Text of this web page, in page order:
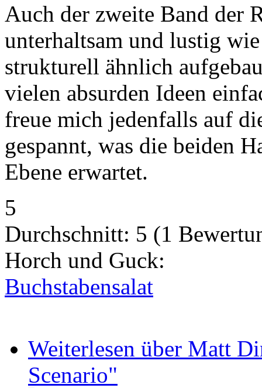
Auch der zweite Band der
unterhaltsam und lustig
strukturell ähnlich
vielen absurden Ideen
freue mich jedenfalls auf
gespannt, was die beiden
Ebene erwartet.
5
Durchschnitt: 5 (1
Horch und Guck:
Buchstabensalat
Weiterlesen über Matt
Scenario"